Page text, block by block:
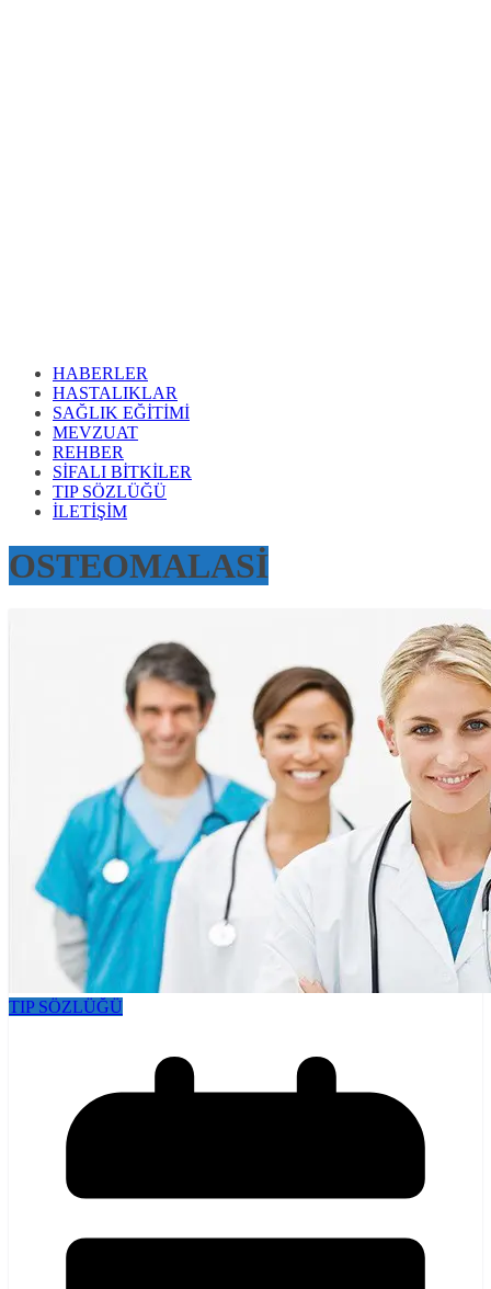
HABERLER
HASTALIKLAR
SAĞLIK EĞİTİMİ
MEVZUAT
REHBER
SİFALI BİTKİLER
TIP SÖZLÜĞÜ
İLETİŞİM
OSTEOMALASİ
TIP SÖZLÜĞÜ